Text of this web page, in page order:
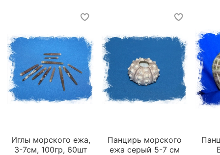
Иглы морского ежа,
3-7см, 100гр, 60шт
Панцирь морского
ежа серый 5-7 см